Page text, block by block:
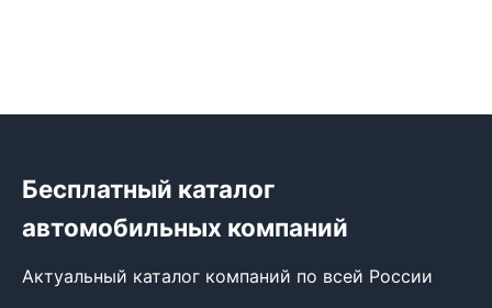
Бесплатный каталог
автомобильных компаний
Актуальный каталог компаний по всей России